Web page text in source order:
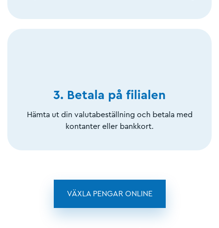
3. Betala på filialen
Hämta ut din valutabeställning och betala med
kontanter eller bankkort.
VÄXLA PENGAR ONLINE